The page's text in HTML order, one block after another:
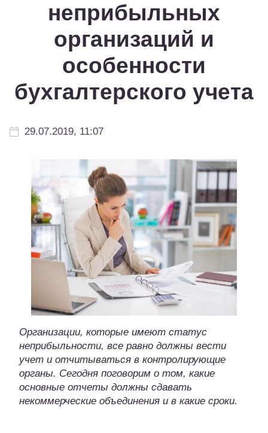
неприбыльных
организаций и
особенности
бухгалтерского учета
29.07.2019, 11:07
Организации, которые имеют статус
неприбыльности, все равно должны вести
учет и отчитываться в контролирующие
органы. Сегодня поговорим о том, какие
основные отчеты должны сдавать
некоммерческие объединения и в какие сроки.